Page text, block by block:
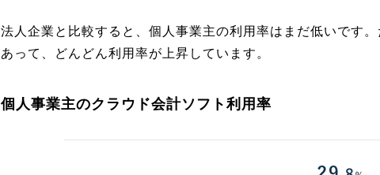
法人企業と比較すると、個人事業主の利用率はまだ低いです
あって、どんどん利用率が上昇しています。
個人事業主のクラウド会計ソフト利用率